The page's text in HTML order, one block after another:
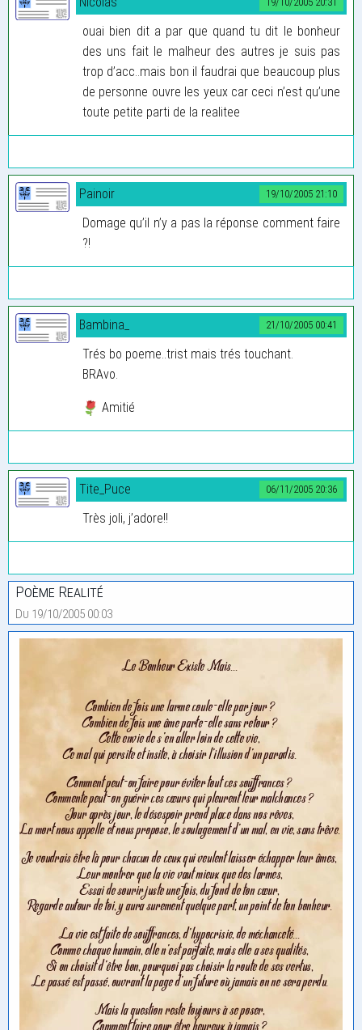
ouai bien dit a par que quand tu dit le bonheur
des uns fait le malheur des autres je suis pas
trop d’acc..mais bon il faudrai que beaucoup plus
de personne ouvre les yeux car ceci n’est qu’une
toute petite parti de la realitee
19/10/2005 21:10
Painoir
Domage qu’il n’y a pas la réponse comment faire
?!
21/10/2005 00:41
Bambina_
Trés bo poeme..trist mais trés touchant.
BRAvo.
Amitié
06/11/2005 20:36
Tite_Puce
Très joli, j’adore!!
Poème Realité
Du 19/10/2005 00:03